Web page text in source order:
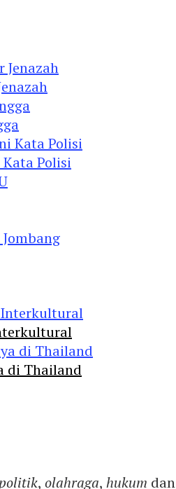
Polisi
di Thailand
politik, olahraga, hukum dan